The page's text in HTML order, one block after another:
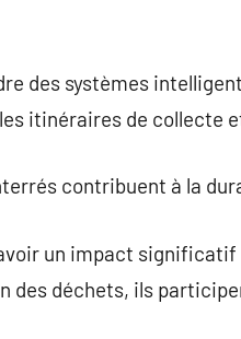
des systèmes
itinéraires de collecte
contribuent à la
un impact
des déchets, ils